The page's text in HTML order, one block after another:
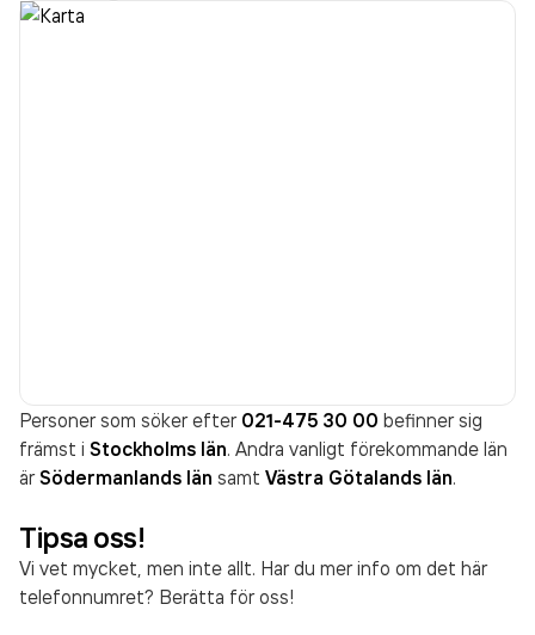
Personer som söker efter 021-475 30 00 befinner sig
främst i Stockholms län. Andra vanligt förekommande län
är Södermanlands län samt Västra Götalands län.
Tipsa oss!
Vi vet mycket, men inte allt. Har du mer info om det här
telefonnumret? Berätta för oss!